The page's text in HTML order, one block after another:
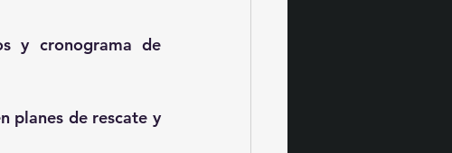
y cronograma de
planes de rescate y